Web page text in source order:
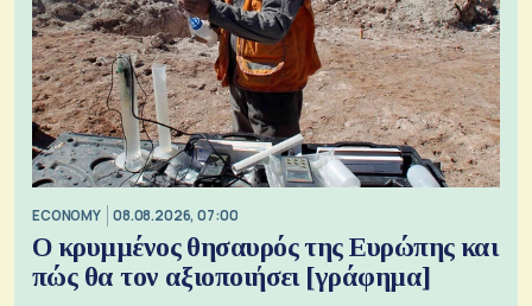
ECONOMY 08.08.2026, 07:00
Ο κρυμμένος θησαυρός της Ευρώπης και
πώς θα τον αξιοποιήσει [γράφημα]